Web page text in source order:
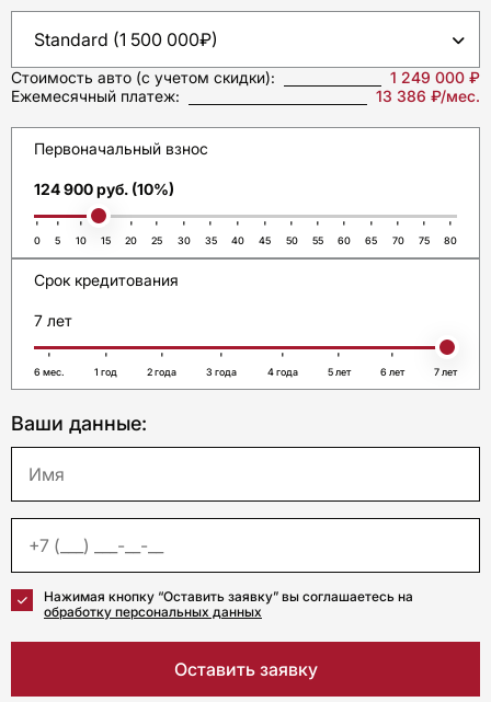
Стоимость авто (с учетом скидки):
1 249 000 ₽
Ежемесячный платеж:
13 386 ₽/мес.
Первоначальный взнос
124 900 руб. (10%)
0 5 10 15 20 25 30 35 40 45 50 55 60 65 70 75 80
Срок кредитования
7 лет
6 мес. 1 год 2 года 3 года 4 года 5 лет 6 лет 7 лет
Ваши данные:
Нажимая кнопку “Оставить заявку” вы соглашаетесь на
обработку персональных данных
Оставить заявку